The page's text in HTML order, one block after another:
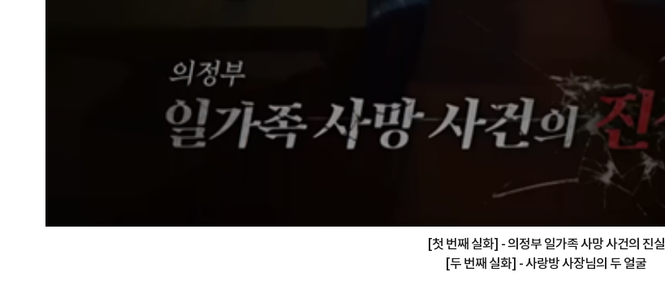
[첫 번째 실화] - 의정부 일가족 사망 사건의 진실
[두 번째 실화] - 사랑방 사장님의 두 얼굴